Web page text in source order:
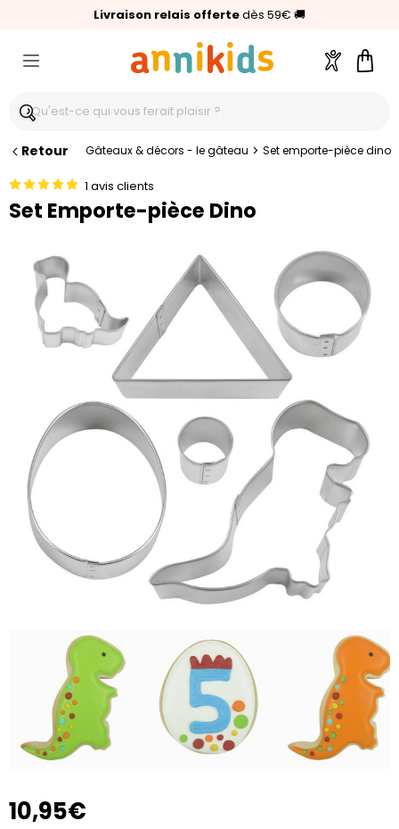
Livraison relais offertedès 59€ 🚚
🥇Palmarès Capital 2025 :Annikids N°1
⭐⭐⭐⭐⭐4,6/5(24 000 avis clients)
Compte
Retour Gâteaux & décors - le gâteau > Set emporte-pièce dino
1 avis clients
Set Emporte-pièce Dino
10,95€